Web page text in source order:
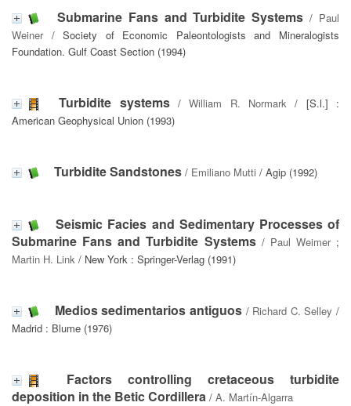
Submarine Fans and Turbidite Systems / Paul
Weiner/ Society of Economic Paleontologists and Mineralogists
Foundation. Gulf Coast Section (1994)
Turbidite systems/William R. Normark / [S.l.] :
American Geophysical Union (1993)
Turbidite Sandstones / Emiliano Mutti / Agip (1992)
Seismic Facies and Sedimentary Processes of
Submarine Fans and Turbidite Systems/ Paul Weimer;
Martin H. Link / New York : Springer-Verlag (1991)
Medios sedimentarios antiguos/ Richard C. Selley /
Madrid : Blume (1976)
Factors controlling cretaceous turbidite
deposition in the Betic Cordillera / A. Martín-Algarra